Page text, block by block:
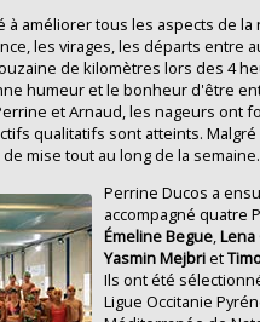
améliorer tous les aspects de la
les virages, les départs entre
de kilomètres lors des 4
humeur et le bonheur d'être
et Arnaud, les nageurs ont
qualitatifs sont atteints. Malgré
mise tout au long de la semaine.
Perrine Ducos a
accompagné quatre
ÉmelineBegue,Lena
Yasmin Mejbriet
Ils ont été
Ligue Occitanie